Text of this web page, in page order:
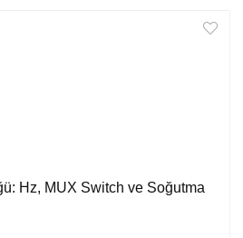
Hz, MUX Switch ve Soğutma